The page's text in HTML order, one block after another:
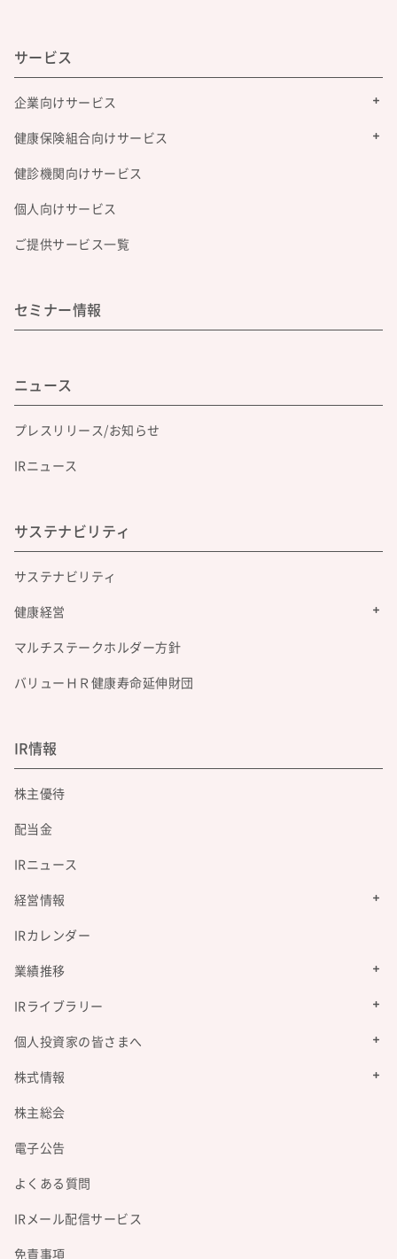
サービス
企業向けサービス
健康保険組合向けサービス
健診機関向けサービス
個人向けサービス
ご提供サービス一覧
セミナー情報
ニュース
プレスリリース/お知らせ
IRニュース
サステナビリティ
サステナビリティ
健康経営
マルチステークホルダー方針
バリューＨＲ健康寿命延伸財団
IR情報
株主優待
配当金
IRニュース
経営情報
IRカレンダー
業績推移
IRライブラリー
個人投資家の皆さまへ
株式情報
株主総会
電子公告
よくある質問
IRメール配信サービス
免責事項